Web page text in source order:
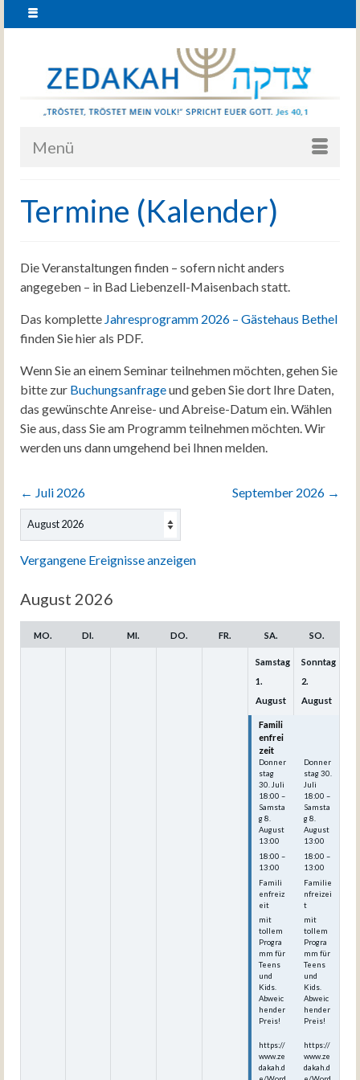
Menü
Termine (Kalender)
Die Veranstaltungen finden – sofern nicht anders
angegeben – in Bad Liebenzell-Maisenbach statt.
Das komplette Jahresprogramm 2026 – Gästehaus Bethel
finden Sie hier als PDF.
Wenn Sie an einem Seminar teilnehmen möchten, gehen Sie
bitte zur Buchungsanfrageund geben Sie dort Ihre Daten,
das gewünschte Anreise- und Abreise-Datum ein. Wählen
Sie aus, dass Sie am Programm teilnehmen möchten. Wir
werden uns dann umgehend bei Ihnen melden.
← Juli 2026 September 2026 →
Auswahl
Monats
Vergangene Ereignisse anzeigen
August 2026
MO. DI. MI. DO. FR. SA. SO.
Samstag
1.
August
Famili
enfrei
zeit
Donner
stag
30. Juli
18:00 –
Samsta
g8.
August
13:00
18:00 –
13:00
Famili
enfreiz
eit
mit
tollem
Progra
mm für
Teens
und
Kids.
Abweic
hender
Preis!
https://
www.ze
dakah.d
Sonntag
2.
August
Donner
stag30.
Juli
18:00 –
Samsta
g8.
August
13:00
18:00 –
13:00
Familie
nfreizei
t
mit
tollem
Progra
mm für
Teens
und
Kids.
Abweic
hender
Preis!
https://
www.ze
dakah.d